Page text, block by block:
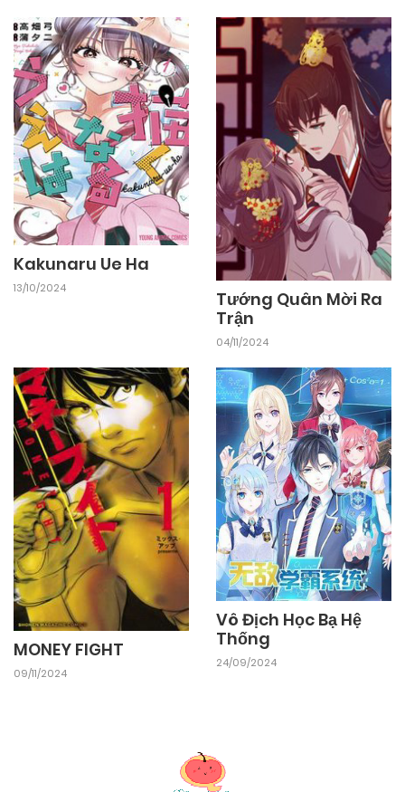
Kakunaru Ue Ha
13/10/2024
Tướng Quân Mời Ra
Trận
04/11/2024
MONEY FIGHT
09/11/2024
Vô Địch Học Bạ Hệ
Thống
24/09/2024